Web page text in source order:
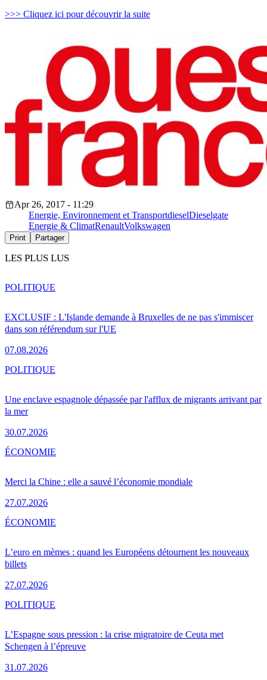
>>> Cliquez ici pour découvrir la suite
Apr 26, 2017 - 11:29
Energie, Environnement et TransportdieselDieselgate
Energie & ClimatRenaultVolkswagen
Print Partager
LES PLUS LUS
EXCLUSIF : L'Islande demande à Bruxelles de ne pas s'immiscer
dans son référendum sur l'UE
07.08.2026
POLITIQUE
Une enclave espagnole dépassée par l'afflux de migrants arrivant par
la mer
30.07.2026
POLITIQUE
Merci la Chine : elle a sauvé l’économie mondiale
27.07.2026
ÉCONOMIE
L’euro en mèmes : quand les Européens détournent les nouveaux
billets
27.07.2026
ÉCONOMIE
L’Espagne sous pression : la crise migratoire de Ceuta met
Schengen à l’épreuve
31.07.2026
POLITIQUE